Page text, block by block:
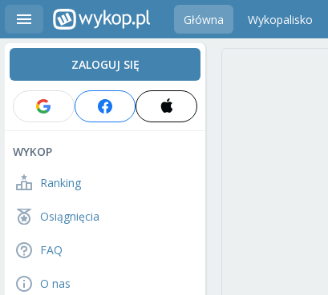
Główna Wykopalisko
ZALOGUJ SIĘ
WYKOP
Ranking
Osiągnięcia
FAQ
O nas